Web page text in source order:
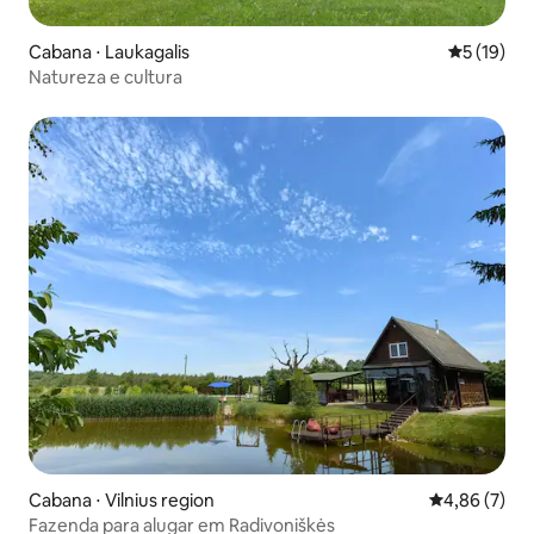
Cabana ⋅ Laukagalis 5 de uma
5 (19)
Natureza e cultura
Cabana ⋅ Vilnius region 4,86 de uma
4,86 (7)
Fazenda para alugar em Radivoniškės